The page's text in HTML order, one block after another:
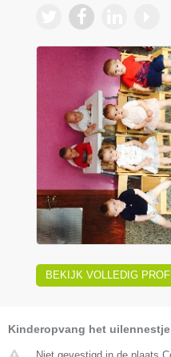
BEKIJK VOLLEDIG
Kinderopvang het uilennestje